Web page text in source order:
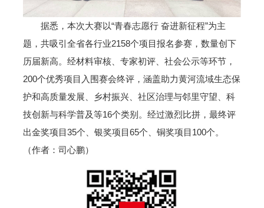
据悉，本次大赛以“青春志愿行 奋进新征程”为主
题，共吸引全省各行业2158个项目报名参赛，数量创下
历届新高。经材料审核、专家初评、社会公示等环节，
200个优秀项目入围赛会终评，涵盖助力黄河流域生态保
护和高质量发展、乡村振兴、社区治理与邻里守望、科
技创新与科学普及等16个类别。经过激烈比拼，最终评
出金奖项目35个、银奖项目65个、铜奖项目100个。
（作者：司心鹏）